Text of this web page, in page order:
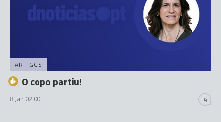
ARTIGOS
O copo partiu!
8 Jan 02:00 4